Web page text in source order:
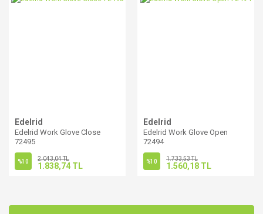
Edelrid
Edelrid Work Glove Close
72495
%10 2.043,04 TL
1.838,74 TL
Edelrid
Edelrid Work Glove Open
72494
%10 1.733,53 TL
1.560,18 TL